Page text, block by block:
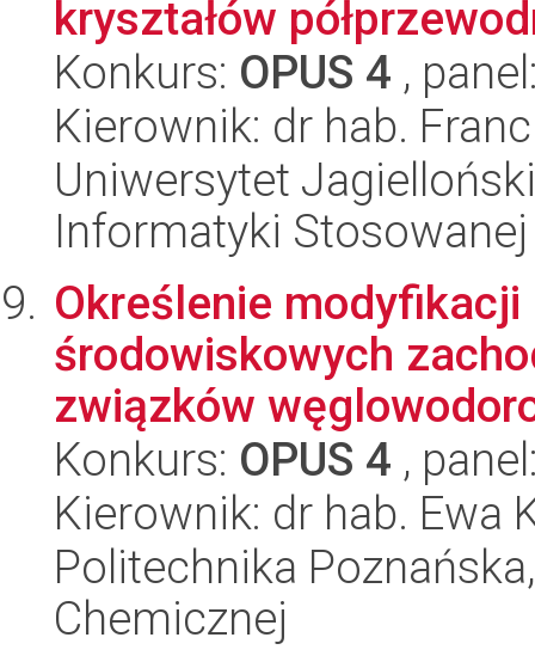
kryształów
Konkurs: OPUS 4 ,
Kierownik: dr hab.
Uniwersytet
Informatyki Stosowanej
Określenie
środowiskowych
związków
Konkurs: OPUS 4 ,
Kierownik: dr hab. Ewa
Politechnika
Chemicznej